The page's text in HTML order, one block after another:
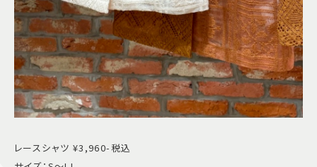
レースシャツ ¥3,960-税込